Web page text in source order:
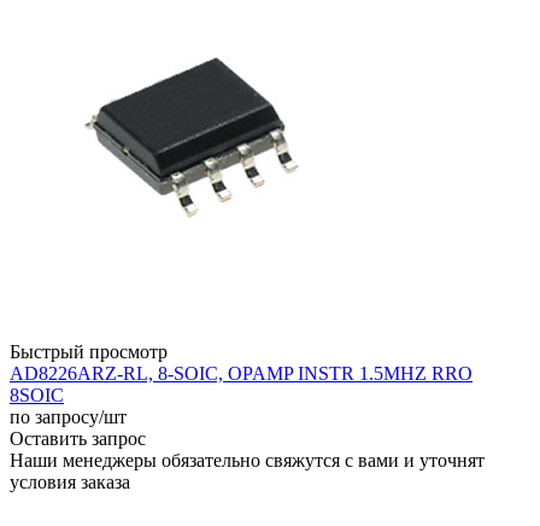
Быстрый просмотр
AD8226ARZ-RL, 8-SOIC, OPAMP INSTR 1.5MHZ RRO
8SOIC
по запросу/шт
Оставить запрос
Наши менеджеры обязательно свяжутся с вами и уточнят
условия заказа